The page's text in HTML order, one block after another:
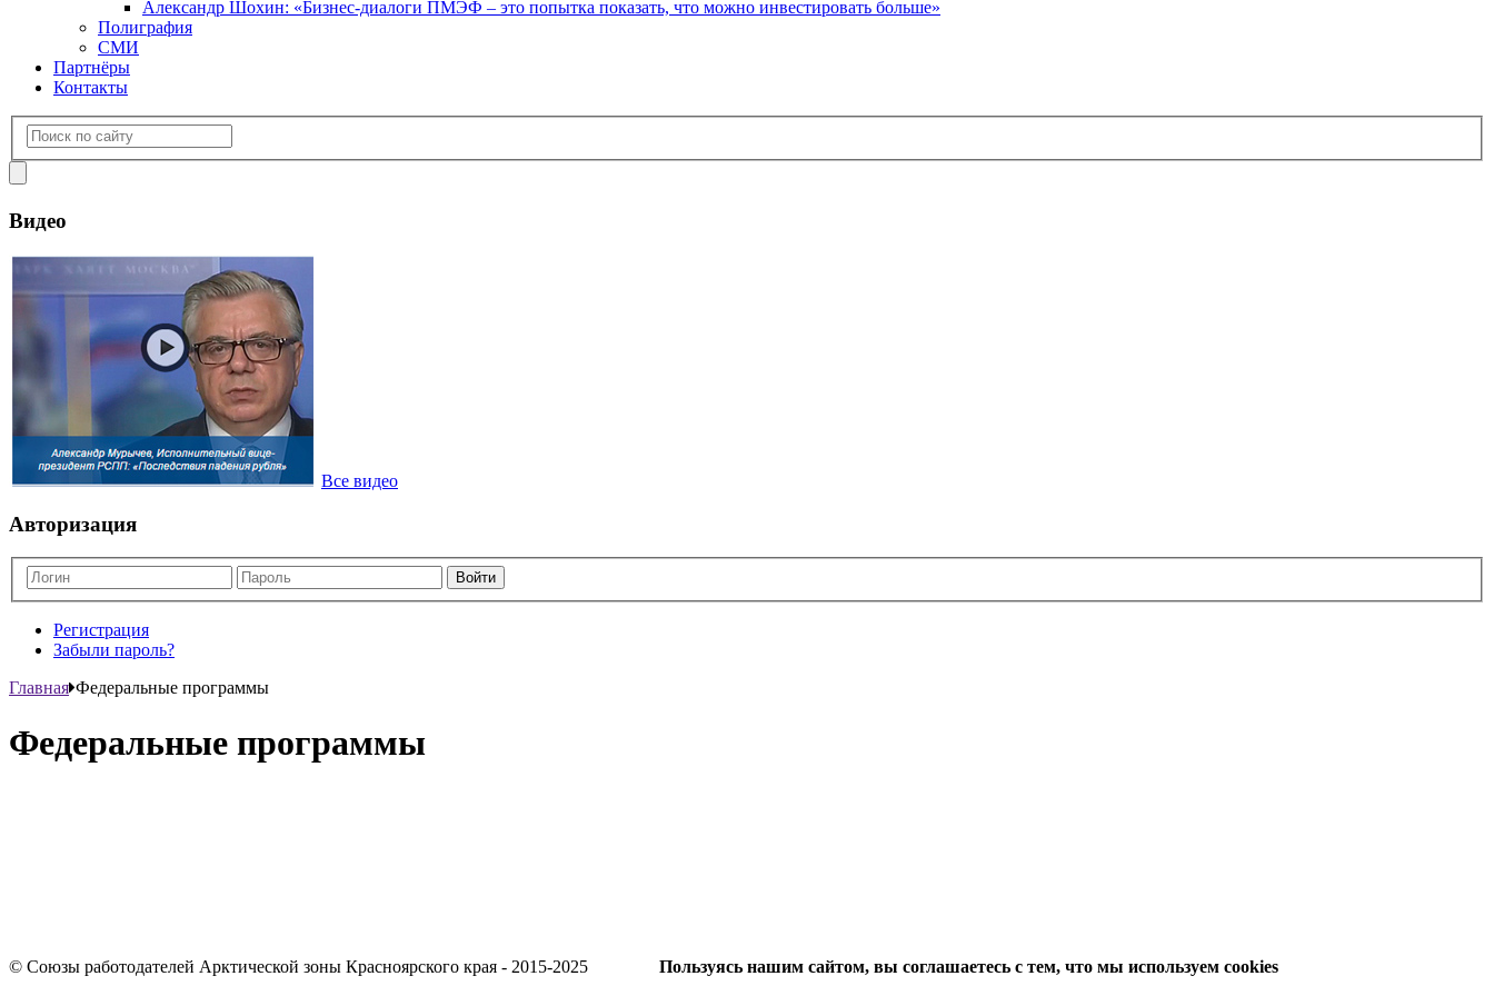
Александр Шохин: «Бизнес-диалоги ПМЭФ – это попытка показать, что можно инвестировать больше»
Полиграфия
СМИ
Партнёры
Контакты
Видео
Все видео
Авторизация
Регистрация
Забыли пароль?
Главная Федеральные программы
Федеральные программы
© Союзы работодателей Арктической зоны Красноярского края - 2015-2025 Пользуясь нашим сайтом, вы соглашаетесь с тем, что мы используем cookies